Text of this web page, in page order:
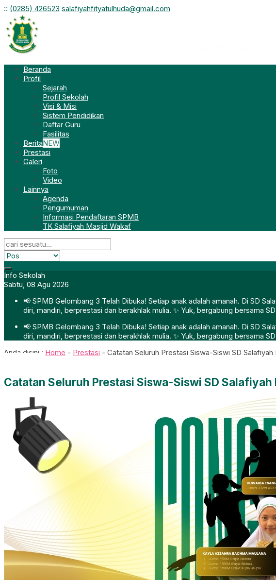
:: (0285) 426523 salafiyahfityatulhuda@gmail.com
Beranda
Profil
Sejarah
Profil Sekolah
Visi & Misi
Sistem Pendidikan
Daftar Guru
Fasilitas
BeritaNEW
Prestasi
Galeri
Foto
Video
Lainnya
Agenda
Pengumuman
Informasi Pendaftaran SPMB
TK Salafiyah Masjid Wakaf
Info Sekolah
Sabtu, 08 Agu 2026
📢 SPMB Gelombang 3 Telah Dibuka! Setiap anak adalah amanah. Di SD
diri, mandiri, berprestasi dan berakhlak mulia. ✨ Yuk, bergabung bersama
📢 SPMB Gelombang 3 Telah Dibuka! Setiap anak adalah amanah. Di SD
diri, mandiri, berprestasi dan berakhlak mulia. ✨ Yuk, bergabung bersama
Anda disini : Home - Prestasi - Catatan Seluruh Prestasi Siswa-Siswi SD Salafiyah
Catatan Seluruh Prestasi Siswa-Siswi SD Salafiyah